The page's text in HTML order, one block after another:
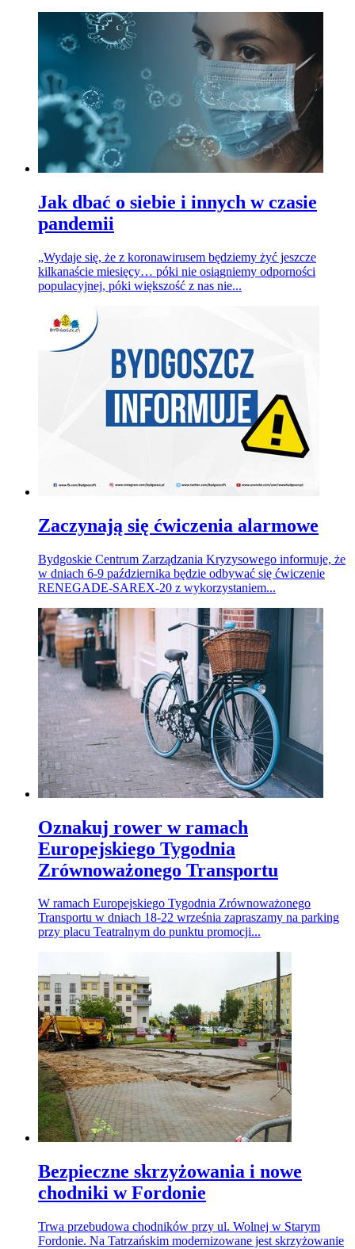
Jak dbać o siebie i innych w czasie
pandemii
„Wydaje się, że z koronawirusem będziemy żyć jeszcze
kilkanaście miesięcy… póki nie osiągniemy odporności
populacyjnej, póki większość z nas nie...
Zaczynają się ćwiczenia alarmowe
Bydgoskie Centrum Zarządzania Kryzysowego informuje, że
w dniach 6-9 października będzie odbywać się ćwiczenie
RENEGADE-SAREX-20 z wykorzystaniem...
Oznakuj rower w ramach
Europejskiego Tygodnia
Zrównoważonego Transportu
W ramach Europejskiego Tygodnia Zrównoważonego
Transportu w dniach 18-22 września zapraszamy na parking
przy placu Teatralnym do punktu promocji...
Bezpieczne skrzyżowania i nowe
chodniki w Fordonie
Trwa przebudowa chodników przy ul. Wolnej w Starym
Fordonie. Na Tatrzańskim modernizowane jest skrzyżowanie